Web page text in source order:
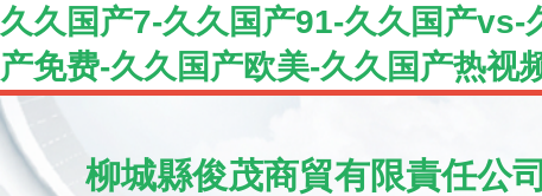
久久国产7-久久国产91-久久国产vs-
产免费-久久国产欧美-久久国产热视
柳城縣俊茂商貿有限責任公司